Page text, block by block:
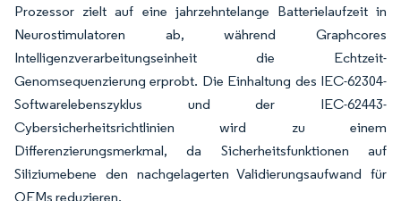
Prozessor zielt auf eine jahrzehntelange Batterielaufzeit in
Neurostimulatoren ab, während Graphcores
Intelligenzverarbeitungseinheit die Echtzeit-
Genomsequenzierung erprobt. Die Einhaltung des IEC-62304-
Softwarelebenszyklus und der IEC-62443-
Cybersicherheitsrichtlinien wird zu einem
Differenzierungsmerkmal, da Sicherheitsfunktionen auf
Siliziumebene den nachgelagerten Validierungsaufwand für
OEMs reduzieren.